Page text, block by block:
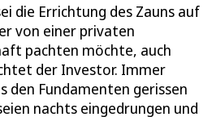
die Errichtung des Zauns auf
von einer privaten
pachten möchte, auch
der Investor. Immer
den Fundamenten gerissen
nachts eingedrungen und